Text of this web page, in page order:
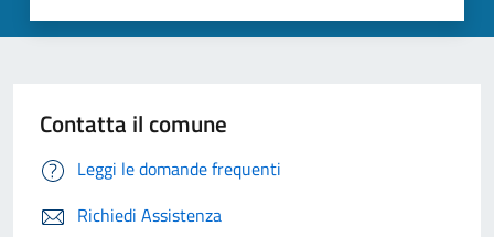
Contatta il comune
Leggi le domande frequenti
Richiedi Assistenza